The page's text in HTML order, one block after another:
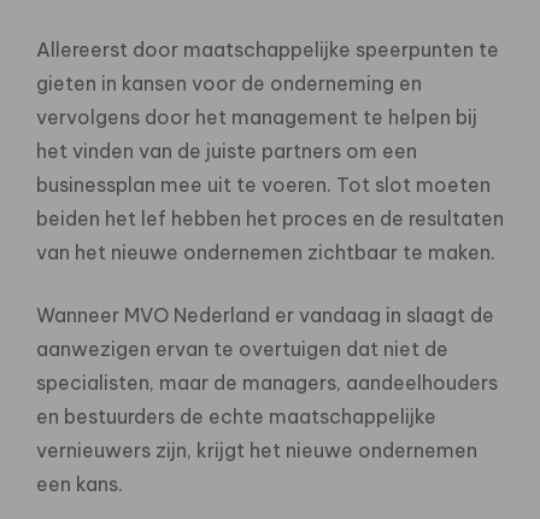
Allereerst door maatschappelijke speerpunten te
gieten in kansen voor de onderneming en
vervolgens door het management te helpen bij
het vinden van de juiste partners om een
businessplan mee uit te voeren. Tot slot moeten
beiden het lef hebben het proces en de resultaten
van het nieuwe ondernemen zichtbaar te maken.
Wanneer MVO Nederland er vandaag in slaagt de
aanwezigen ervan te overtuigen dat niet de
specialisten, maar de managers, aandeelhouders
en bestuurders de echte maatschappelijke
vernieuwers zijn, krijgt het nieuwe ondernemen
een kans.